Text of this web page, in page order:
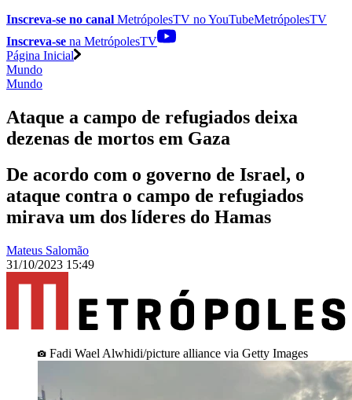
Inscreva-se no canal MetrópolesTV noYouTubeMetrópolesTV
Inscreva-se na MetrópolesTV
Página Inicial
Mundo
Mundo
Ataque a campo de refugiados deixa
dezenas de mortos em Gaza
De acordo com o governo de Israel, o
ataque contra o campo de refugiados
mirava um dos líderes do Hamas
Mateus Salomão
31/10/2023 15:49
Fadi Wael Alwhidi/picture alliance via Getty Images